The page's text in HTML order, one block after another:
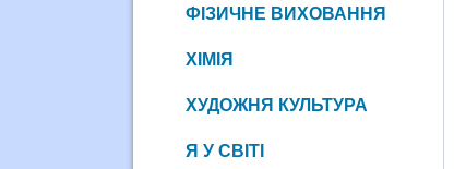
ФІЗИЧНЕ ВИХОВАННЯ
ХІМІЯ
ХУДОЖНЯ КУЛЬТУРА
Я У СВІТІ